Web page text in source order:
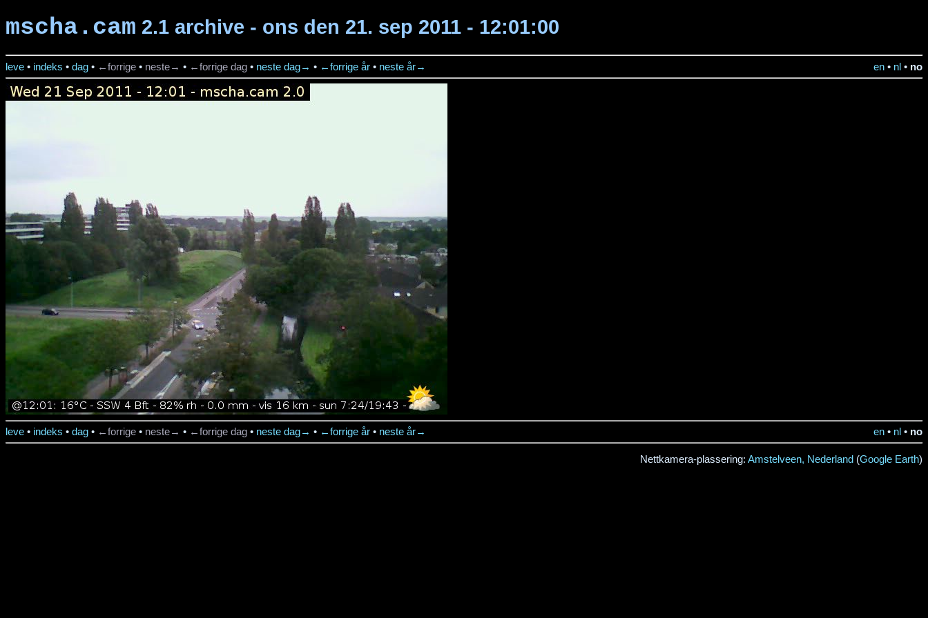
mscha.cam 2.1 archive - ons den 21. sep 2011 - 12:01:00
leve • indeks • dag • ←forrige • neste→ • ←forrige dag • neste dag→ • ←forrige år • neste år→ en • nl • no
leve • indeks • dag • ←forrige • neste→ • ←forrige dag • neste dag→ • ←forrige år • neste år→ en • nl • no
Nettkamera-plassering: Amstelveen, Nederland (Google Earth)